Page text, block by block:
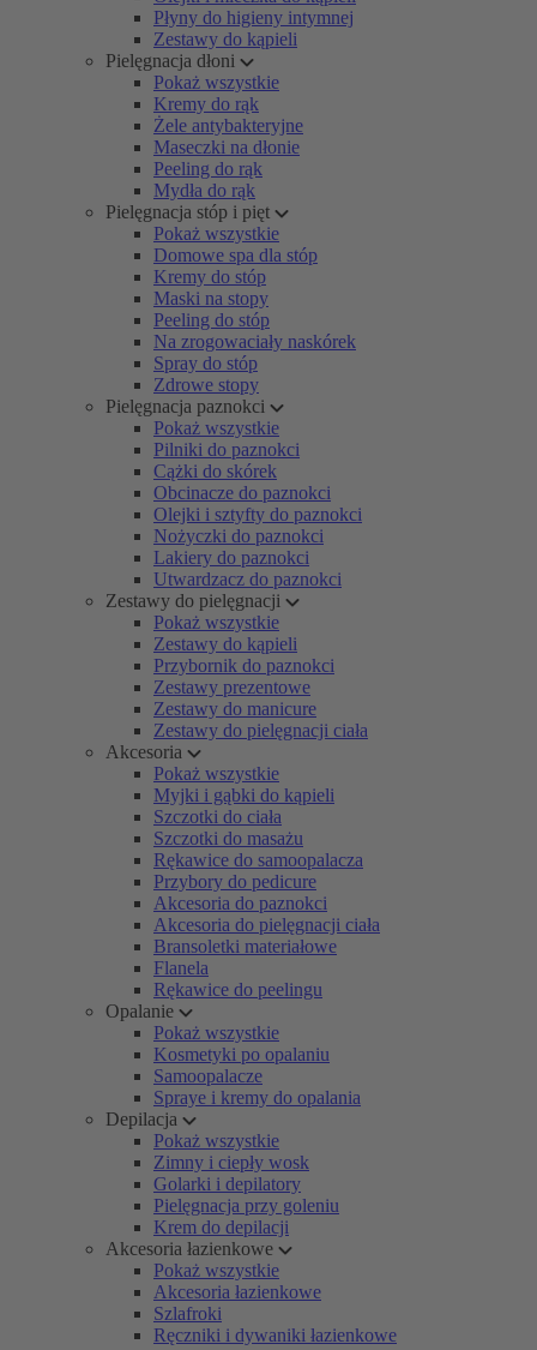
Płyny do higieny intymnej
Zestawy do kąpieli
Pielęgnacja dłoni
Pokaż wszystkie
Kremy do rąk
Żele antybakteryjne
Maseczki na dłonie
Peeling do rąk
Mydła do rąk
Pielęgnacja stóp i pięt
Pokaż wszystkie
Domowe spa dla stóp
Kremy do stóp
Maski na stopy
Peeling do stóp
Na zrogowaciały naskórek
Spray do stóp
Zdrowe stopy
Pielęgnacja paznokci
Pokaż wszystkie
Pilniki do paznokci
Cążki do skórek
Obcinacze do paznokci
Olejki i sztyfty do paznokci
Nożyczki do paznokci
Lakiery do paznokci
Utwardzacz do paznokci
Zestawy do pielęgnacji
Pokaż wszystkie
Zestawy do kąpieli
Przybornik do paznokci
Zestawy prezentowe
Zestawy do manicure
Zestawy do pielęgnacji ciała
Akcesoria
Pokaż wszystkie
Myjki i gąbki do kąpieli
Szczotki do ciała
Szczotki do masażu
Rękawice do samoopalacza
Przybory do pedicure
Akcesoria do paznokci
Akcesoria do pielęgnacji ciała
Bransoletki materiałowe
Flanela
Rękawice do peelingu
Opalanie
Pokaż wszystkie
Kosmetyki po opalaniu
Samoopalacze
Spraye i kremy do opalania
Depilacja
Pokaż wszystkie
Zimny i ciepły wosk
Golarki i depilatory
Pielęgnacja przy goleniu
Krem do depilacji
Akcesoria łazienkowe
Pokaż wszystkie
Akcesoria łazienkowe
Szlafroki
Ręczniki i dywaniki łazienkowe